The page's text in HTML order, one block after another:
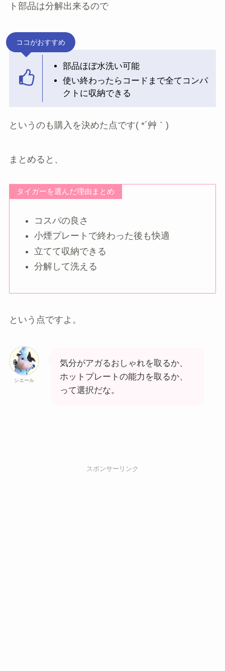
ト部品は分解出来るので
ココがおすすめ
部品ほぼ水洗い可能
使い終わったらコードまで全てコンパ
クトに収納できる
というのも購入を決めた点です( *´艸｀)
まとめると、
タイガーを選んだ理由まとめ
コスパの良さ
小煙プレートで終わった後も快適
立てて収納できる
分解して洗える
という点ですよ。
シエール
気分がアガるおしゃれを取るか、
ホットプレートの能力を取るか、
って選択だな。
スポンサーリンク